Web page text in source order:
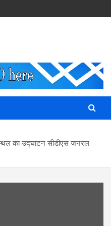
का उद्घाटन सीडीएस जनरल